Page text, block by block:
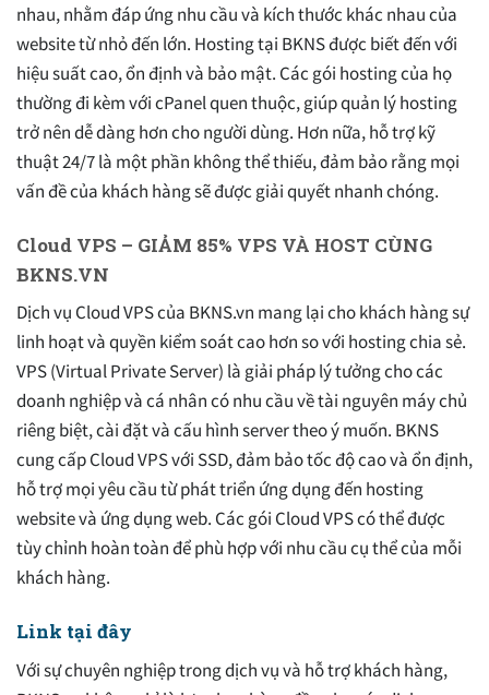
nhau, nhằm đáp ứng nhu cầu và kích thước khác nhau của
website từ nhỏ đến lớn. Hosting tại BKNS được biết đến với
hiệu suất cao, ổn định và bảo mật. Các gói hosting của họ
thường đi kèm với cPanel quen thuộc, giúp quản lý hosting
trở nên dễ dàng hơn cho người dùng. Hơn nữa, hỗ trợ kỹ
thuật 24/7 là một phần không thể thiếu, đảm bảo rằng mọi
vấn đề của khách hàng sẽ được giải quyết nhanh chóng.
Cloud VPS – GIẢM 85% VPS VÀ HOST CÙNG
BKNS.VN
Dịch vụ Cloud VPS của BKNS.vn mang lại cho khách hàng sự
linh hoạt và quyền kiểm soát cao hơn so với hosting chia sẻ.
VPS (Virtual Private Server) là giải pháp lý tưởng cho các
doanh nghiệp và cá nhân có nhu cầu về tài nguyên máy chủ
riêng biệt, cài đặt và cấu hình server theo ý muốn. BKNS
cung cấp Cloud VPS với SSD, đảm bảo tốc độ cao và ổn định,
hỗ trợ mọi yêu cầu từ phát triển ứng dụng đến hosting
website và ứng dụng web. Các gói Cloud VPS có thể được
tùy chỉnh hoàn toàn để phù hợp với nhu cầu cụ thể của mỗi
khách hàng.
Link tại đây
Với sự chuyên nghiệp trong dịch vụ và hỗ trợ khách hàng,